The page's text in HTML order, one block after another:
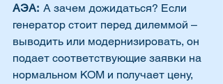
АЭА: А зачем дожидаться? Если
генератор стоит перед дилеммой –
выводить или модернизировать, он
подает соответствующие заявки на
нормальном КОМ и получает цену,